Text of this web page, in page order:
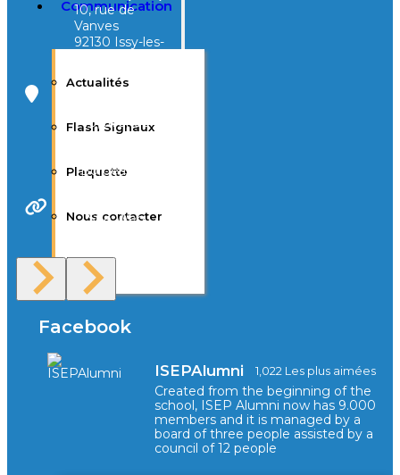
Communication
Actualités
Flash Signaux
Plaquette
Nous contacter
F.A.Q
10, rue de
Vanves
92130 Issy-les-
40, avenue
d’Eysines
Bordeaux
Site Web
Facebook
ISEPAlumni 1,022 Les plus aimées
Created from the beginning of the
school, ISEP Alumni now has 9.000
members and it is managed by a
board of three people assisted by a
council of 12 people